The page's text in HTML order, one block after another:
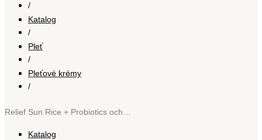
/
Katalog
/
Pleť
/
Pleťové krémy
/
Katalog